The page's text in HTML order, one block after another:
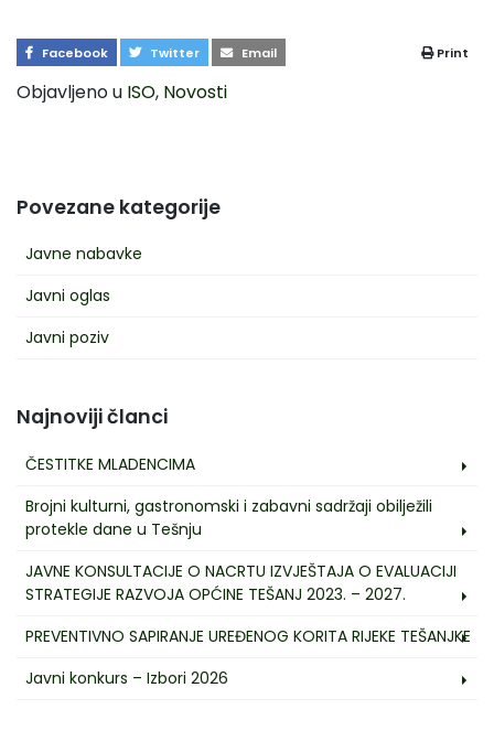
Povezane kategorije
Javne nabavke
Javni oglas
Javni poziv
Facebook Twitter Email Print
Objavljeno u ISO, Novosti
Najnoviji članci
ČESTITKE MLADENCIMA
Brojni kulturni, gastronomski i zabavni sadržaji obilježili
protekle dane u Tešnju
JAVNE KONSULTACIJE O NACRTU IZVJEŠTAJA O EVALUACIJI
STRATEGIJE RAZVOJA OPĆINE TEŠANJ 2023. – 2027.
PREVENTIVNO SAPIRANJE UREĐENOG KORITA RIJEKE TEŠANJKE
Javni konkurs – Izbori 2026